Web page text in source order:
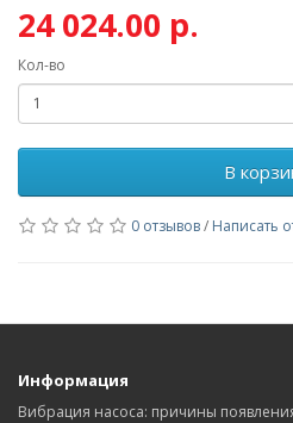
24 024.00 р.
Кол-во
В
0 отзывов/ Написать
Информация
Вибрация насоса: причины